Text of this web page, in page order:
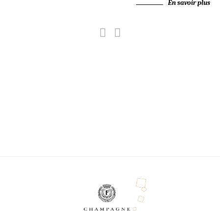
En savoir plus